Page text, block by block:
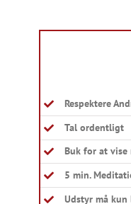
Respektere
Tal ordentligt
Buk for at vise
5 min.
Udstyr må